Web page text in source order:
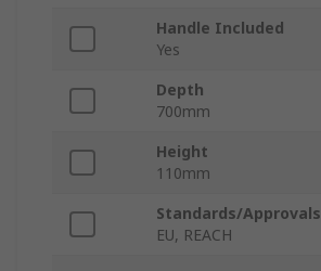
Handle Included
Yes
Depth
700mm
Height
110mm
Standards/Approvals
EU, REACH